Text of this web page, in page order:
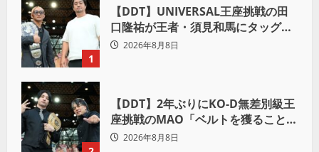
1
【DDT】UNIVERSAL王座挑戦の田
口隆祐が王者・須見和馬にタッグ結
成ラブコール！「この試合が終わっ
2026年8月8日
【DDT】2年ぶりにKO-D無差別級王
座挑戦のMAO「ベルトを獲ること
で、上野勇希とMAOで一時代あった
2026年8月8日